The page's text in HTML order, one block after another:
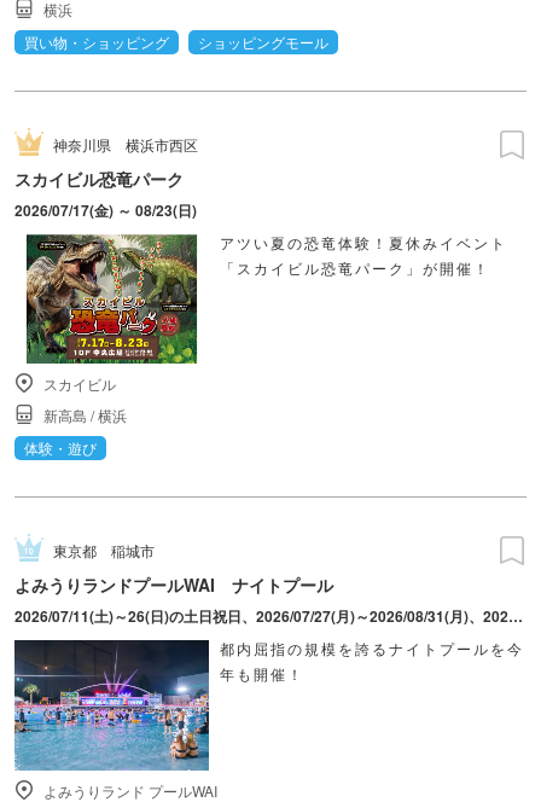
横浜
買い物・ショッピング
ショッピングモール
神奈川県 横浜市西区
スカイビル恐竜パーク
2026/07/17(金) ～ 08/23(日)
アツい夏の恐竜体験！夏休みイベント
「スカイビル恐竜パーク」が開催！
スカイビル
新高島 /横浜
体験・遊び
東京都 稲城市
よみうりランドプールWAI ナイトプール
2026/07/11(土)～26(日)の土日祝日、2026/07/27(月)～2026/08/31(月)、2026/09/01(火)、2(水)、4(金)、5(土)、6(日)、12(土)、13(日)
都内屈指の規模を誇るナイトプールを今
年も開催！
よみうりランド プールWAI